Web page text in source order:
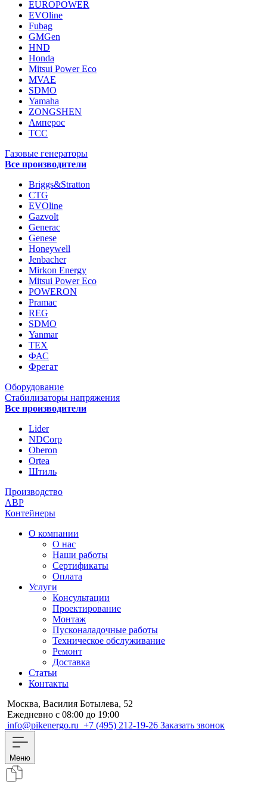
EUROPOWER
EVOline
Fubag
GMGen
HND
Honda
Mitsui Power Eco
MVAE
SDMO
Yamaha
ZONGSHEN
Амперос
ТСС
Газовые генераторы
Все производители
Briggs&Stratton
CTG
EVOline
Gazvolt
Generac
Genese
Honeywell
Jenbacher
Mirkon Energy
Mitsui Power Eco
POWERON
Pramac
REG
SDMO
Yanmar
ТЕХ
ФАС
Фрегат
Оборудование
Стабилизаторы напряжения
Все производители
Lider
NDCorp
Oberon
Ortea
Штиль
Производство
АВР
Контейнеры
О компании
О нас
Наши работы
Сертификаты
Оплата
Услуги
Консультации
Проектирование
Монтаж
Пусконаладочные работы
Техническое обслуживание
Ремонт
Доставка
Статьи
Контакты
Москва, Василия Ботылева, 52
Ежедневно с 08:00 до 19:00
info@pikenergo.ru +7 (495) 212-19-26 Заказать звонок
Меню